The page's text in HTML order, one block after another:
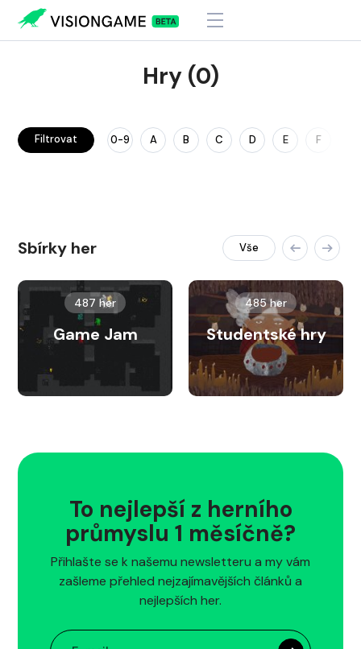
Hry (0)
Filtrovat 0-9 A B C D E F
Sbírky her Vše
487 her
Game Jam
485 her
Studentské hry
To nejlepší z herního
průmyslu 1 měsíčně?
Přihlašte se k našemu newsletteru a my vám
zašleme přehled nejzajímavějších článků a
nejlepších her.